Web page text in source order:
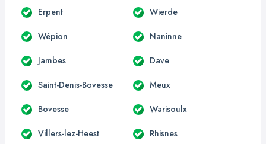
Erpent Wierde
Wépion Naninne
Jambes Dave
Saint-Denis-Bovesse Meux
Bovesse Warisoulx
Villers-lez-Heest Rhisnes